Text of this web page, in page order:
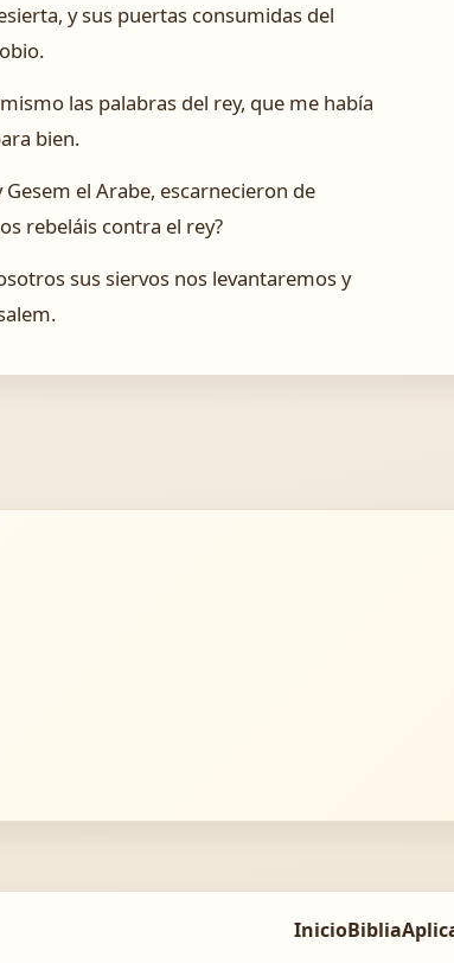
y sus puertas consumidas del
las palabras del rey, que me había
bien.
el Arabe, escarnecieron de
rebeláis contra el rey?
sus siervos nos levantaremos y
InicioBiblia